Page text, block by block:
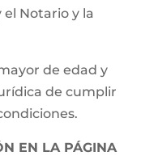
Notario y la
de edad y
de cumplir
EN LA PÁGINA